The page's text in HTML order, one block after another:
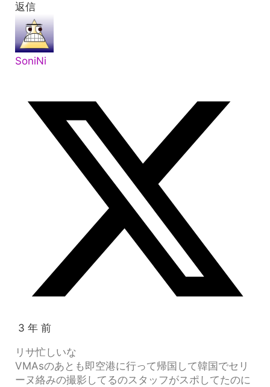
返信
SoniNi
3 年 前
リサ忙しいな
VMAsのあとも即空港に行って帰国して韓国でセリ
ーヌ絡みの撮影してるのスタッフがスポしてたのに